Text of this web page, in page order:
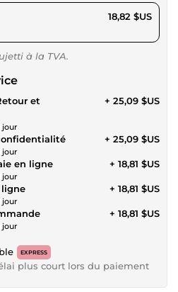
$US 18,82 $US
à la TVA.
et
jour
+ 25,09 $US
jour
+ 25,09 $US
en ligne
jour
+ 18,81 $US
ligne
jour
+ 18,81 $US
jour
+ 18,81 $US
EXPRESS
plus court lors du paiement